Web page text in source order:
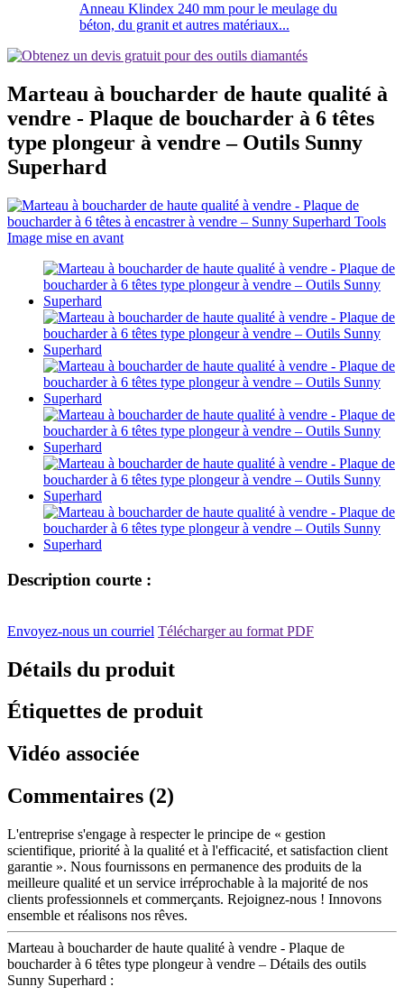
Anneau Klindex 240 mm pour le meulage du
béton, du granit et autres matériaux...
Marteau à boucharder de haute qualité à
vendre - Plaque de boucharder à 6 têtes
type plongeur à vendre – Outils Sunny
Superhard
Description courte :
Envoyez-nous un courriel Télécharger au format PDF
Détails du produit
Étiquettes de produit
Vidéo associée
Commentaires (2)
L'entreprise s'engage à respecter le principe de « gestion
scientifique, priorité à la qualité et à l'efficacité, et satisfaction client
garantie ». Nous fournissons en permanence des produits de la
meilleure qualité et un service irréprochable à la majorité de nos
clients professionnels et commerçants. Rejoignez-nous ! Innovons
ensemble et réalisons nos rêves.
Marteau à boucharder de haute qualité à vendre - Plaque de
boucharder à 6 têtes type plongeur à vendre – Détails des outils
Sunny Superhard :